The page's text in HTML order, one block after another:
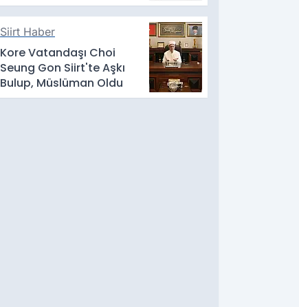
Siirt Haber
Kore Vatandaşı Choi
Seung Gon Siirt'te Aşkı
Bulup, Müslüman Oldu